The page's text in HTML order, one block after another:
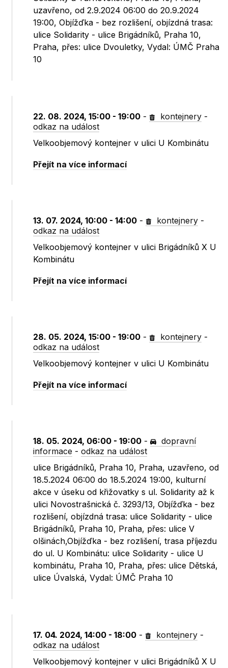
uzavřeno, od 2.9.2024 06:00 do 20.9.2024
19:00, Objížďka - bez rozlišení, objízdná trasa:
ulice Solidarity - ulice Brigádníků, Praha 10,
Praha, přes: ulice Dvouletky, Vydal: ÚMČ Praha
10
22. 08. 2024, 15:00 - 19:00 - kontejnery -
odkaz na událost
Velkoobjemový kontejner v ulici U Kombinátu
Přejít na více informací
13. 07. 2024, 10:00 - 14:00 - kontejnery -
odkaz na událost
Velkoobjemový kontejner v ulici Brigádníků X U
Kombinátu
Přejít na více informací
28. 05. 2024, 15:00 - 19:00 - kontejnery -
odkaz na událost
Velkoobjemový kontejner v ulici U Kombinátu
Přejít na více informací
18. 05. 2024, 06:00 - 19:00 -
dopravní
informace -odkaz na událost
ulice Brigádníků, Praha 10, Praha, uzavřeno, od
18.5.2024 06:00 do 18.5.2024 19:00, kulturní
akce v úseku od křižovatky s ul. Solidarity až k
ulici Novostrašnická č. 3293/13, Objížďka - bez
rozlišení, objízdná trasa: ulice Solidarity - ulice
Brigádníků, Praha 10, Praha, přes: ulice V
olšinách,Objížďka - bez rozlišení, trasa příjezdu
do ul. U Kombinátu: ulice Solidarity - ulice U
kombinátu, Praha 10, Praha, přes: ulice Dětská,
ulice Úvalská, Vydal: ÚMČ Praha 10
17. 04. 2024, 14:00 - 18:00 - kontejnery -
odkaz na událost
Velkoobjemový kontejner v ulici Brigádníků X U